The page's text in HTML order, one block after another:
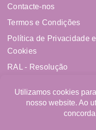
Contacte-nos
Termos e Condições
Política de Privacidade e
Cookies
RAL - Resolução
Livro de Reclamações
Online